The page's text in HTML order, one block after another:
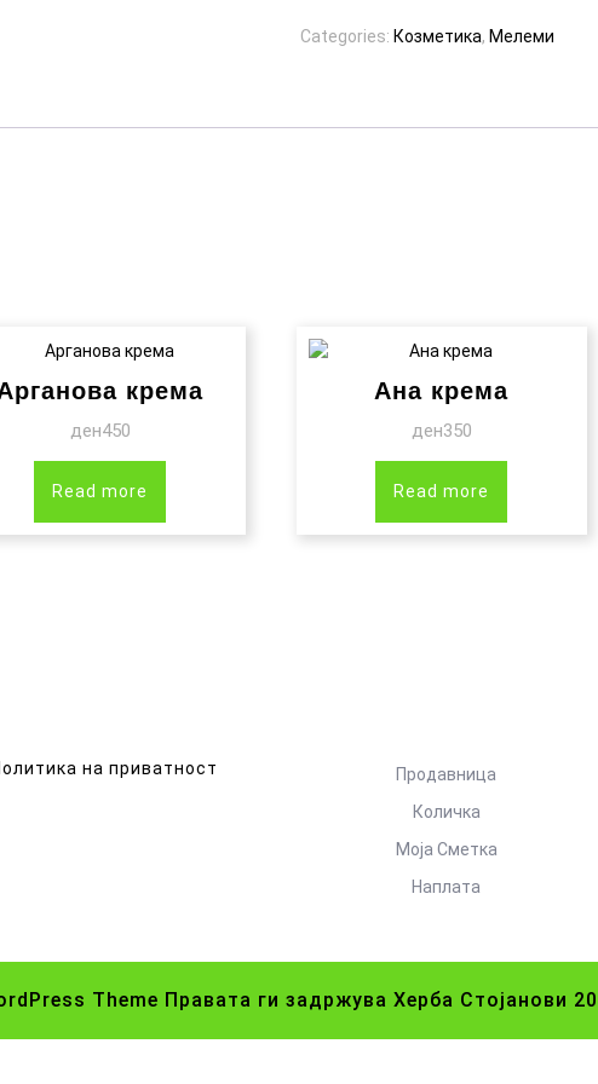
Categories: Козметика, Мелеми
крема
ден450
Read more
Ана крема
ден350
Read more
на приватност
Продавница
Количка
Моја Сметка
Наплата
Theme Правата ги задржува Херба Стојанови